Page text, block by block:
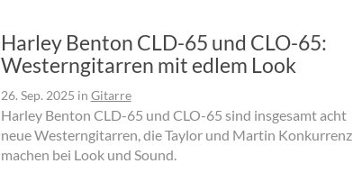
Harley Benton CLD-65 und CLO-65:
Westerngitarren mit edlem Look
26. Sep. 2025 in Gitarre
Harley Benton CLD-65 und CLO-65 sind insgesamt acht
neue Westerngitarren, die Taylor und Martin Konkurrenz
machen bei Look und Sound.